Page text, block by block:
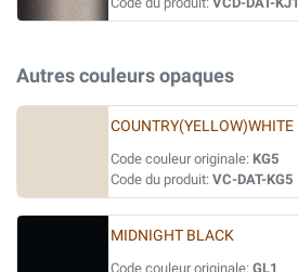
Autres couleurs opaques
COUNTRY(YELLOW)WHITE
Code couleur originale: KG5
Code du produit: VC-DAT-KG5
MIDNIGHT BLACK
Code couleur originale: GL1